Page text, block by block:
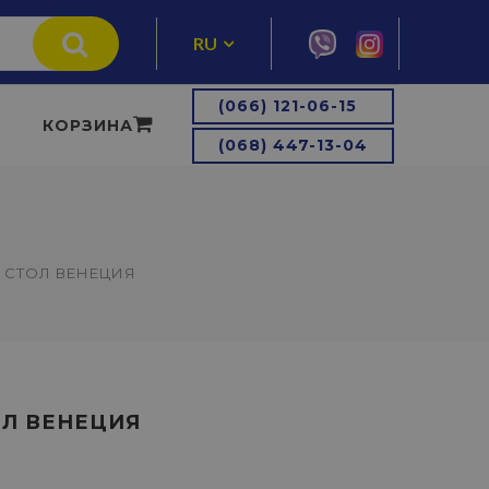
RU
(066) 121-06-15
(068) 447-13-04
КОРЗИНА
ВЕНЕЦИЯ
ВЕНЕЦИЯ